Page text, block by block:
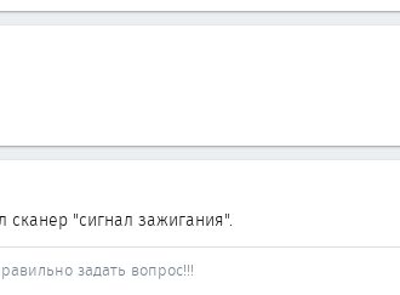
"сигнал зажигания".
задать вопрос!!!